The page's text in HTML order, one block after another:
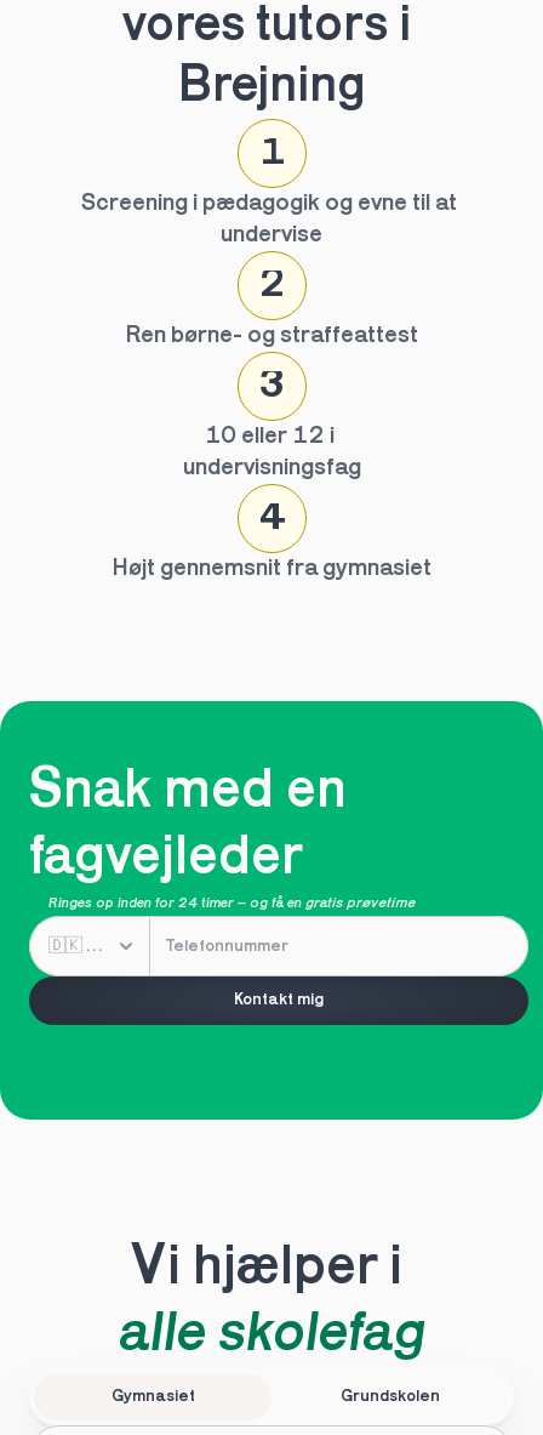
vores tutors i
Brejning
1
Screening i pædagogik og evne til at
undervise
2
Ren børne- og straffeattest
3
10 eller 12 i
undervisningsfag
4
Højt gennemsnit fra gymnasiet
Snak med en
fagvejleder
Ringes op inden for 24 timer – og få en gratis prøvetime
Kontakt mig
Vi hjælper i
alle skolefag
Gymnasiet Grundskolen